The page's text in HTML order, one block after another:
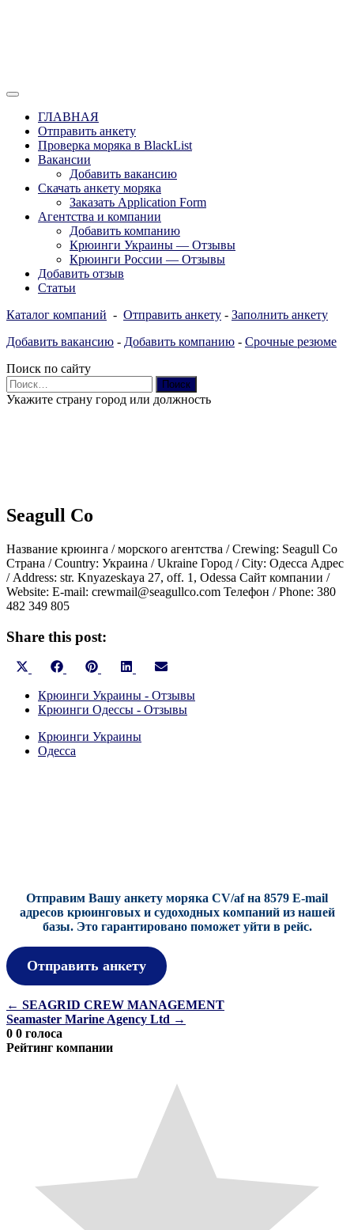
Рассылка
Вакансии для моряков. Работа для
моряков в море. Каталог крюинговых
компаний и морских агентств
Украины, России, Европы и Всего
мира. Отзывы, Контакты, Работа,
Вакансии для моряков. Рассылка
апликашки CV application form
ГЛАВНАЯ
Отправить анкету
Проверка моряка в BlackList
Вакансии
Добавить вакансию
Скачать анкету моряка
Заказать Application Form
Агентства и компании
Добавить компанию
Крюинги Украины — Отзывы
Крюинги России — Отзывы
Добавить отзыв
Статьи
Каталог компаний - Отправить анкету - Заполнить анкету
Добавить вакансию - Добавить компанию - Срочные резюме
Поиск по сайту
Найти:
Укажите страну город или должность
Seagull Co
Название крюинга / морского агентства / Crewing: Seagull Co
Страна / Country: Украина / Ukraine Город / City: Одесса Адрес
/ Address: str. Knyazeskaya 27, off. 1, Odessa Сайт компании /
Website: E-mail: crewmail@seagullco.com Телефон / Phone: 380
482 349 805
Share this post:
Share
Share
FacebookShare
Pinterest Share
LinkedInShare
Крюинги Украины - Отзывы
Крюинги Одессы - Отзывы
Крюинги Украины
Одесса
Отправим Вашу анкету моряка CV/af на 8579 E-mail
адресов крюинговых и судоходных компаний из нашей
базы. Это гарантировано поможет уйти в рейс.
Отправить анкету
Навигация
по
записям
← SEAGRID CREW MANAGEMENT
Seamaster Marine Agency Ltd →
0 0 голоса
Рейтинг компании